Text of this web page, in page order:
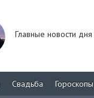
Главные новости дня
Свадьба
Гороскопы